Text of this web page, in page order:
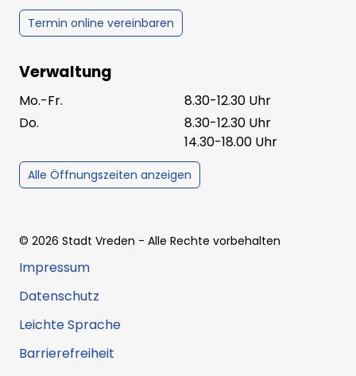
Termin online vereinbaren
Verwaltung
Mo.-Fr.
8.30-12.30 Uhr
Do.
8.30-12.30 Uhr
14.30-18.00 Uhr
Alle Öffnungszeiten anzeigen
© 2026 Stadt Vreden - Alle Rechte vorbehalten
Impressum
Datenschutz
Leichte Sprache
Barrierefreiheit